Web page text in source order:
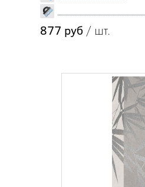
877 руб / шт.